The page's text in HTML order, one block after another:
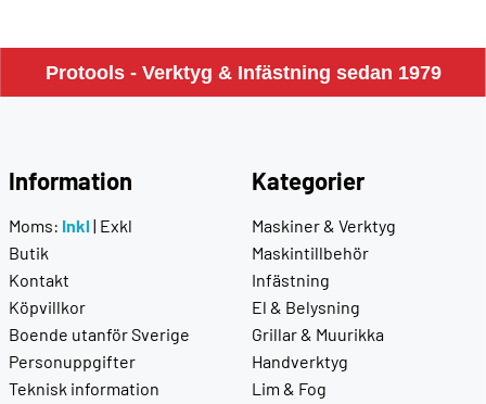
Protools - Verktyg & Infästning sedan 1979
Information
Moms: Inkl | Exkl
Butik
Kontakt
Köpvillkor
Boende utanför Sverige
Personuppgifter
Teknisk information
Kategorier
Maskiner & Verktyg
Maskintillbehör
Infästning
El & Belysning
Grillar & Muurikka
Handverktyg
Lim & Fog